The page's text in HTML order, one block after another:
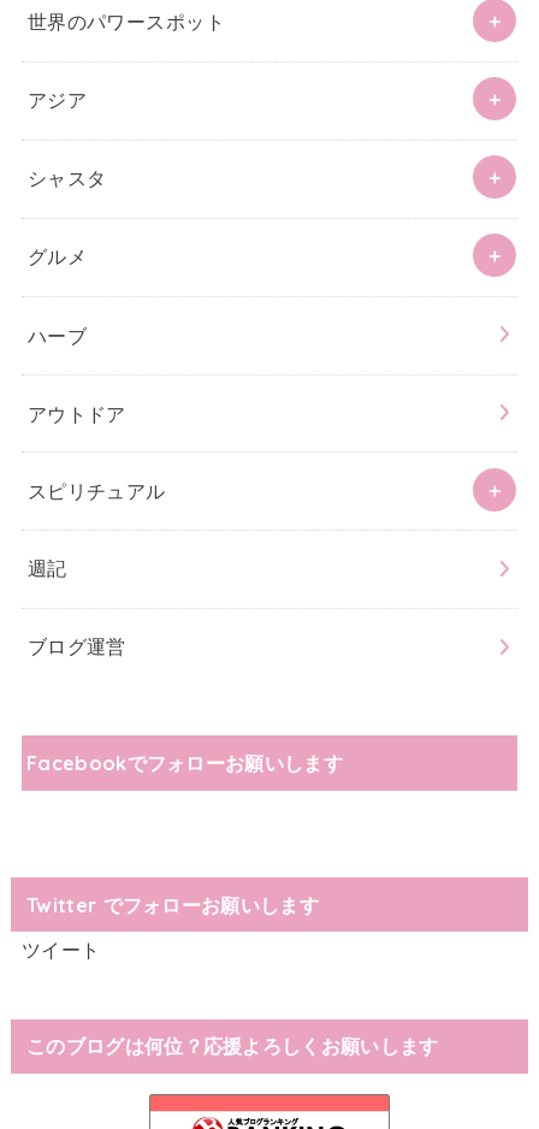
世界のパワースポット
アジア
シャスタ
グルメ
ハーブ
アウトドア
スピリチュアル
週記
ブログ運営
Facebookでフォローお願いします
Twitter でフォローお願いします
ツイート
このブログは何位？応援よろしくお願いします